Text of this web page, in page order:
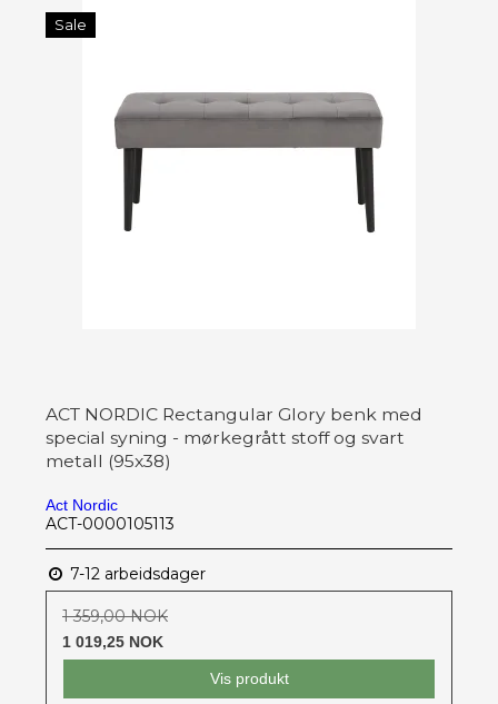
Sale
ACT NORDIC Rectangular Glory benk med
special syning - mørkegrått stoff og svart
metall (95x38)
Act Nordic
ACT-0000105113
7-12 arbeidsdager
1 359,00 NOK
1 019,25 NOK
Vis produkt